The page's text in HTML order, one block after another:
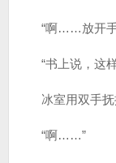
“啊……放开
“书上说，这样
冰室用双手抚
“啊……”